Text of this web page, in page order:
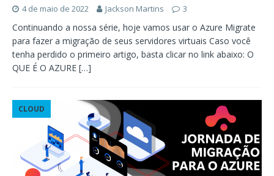
4 de maio de 2022 Jackson Martins 3
Continuando a nossa série, hoje vamos usar o Azure Migrate
para fazer a migração de seus servidores virtuais Caso você
tenha perdido o primeiro artigo, basta clicar no link abaixo: O
QUE É O AZURE […]
CLOUD